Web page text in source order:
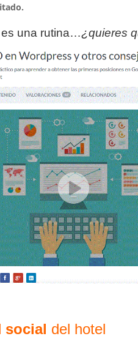
es una rutina…¿quieres
social del hotel